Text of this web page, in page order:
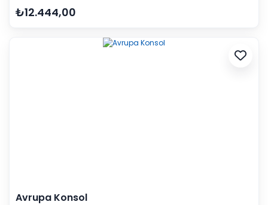
₺12.444,00
Avrupa Konsol